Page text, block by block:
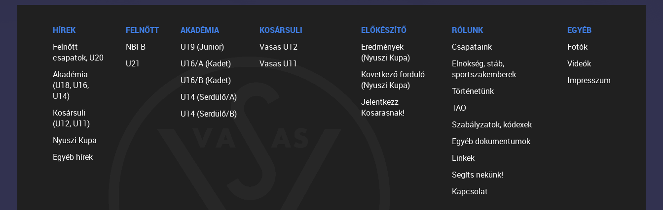
HÍREK
Felnőtt
csapatok, U20
Akadémia
(U18, U16,
U14)
Kosársuli
(U12, U11)
Nyuszi Kupa
Egyéb hírek
FELNŐTT
NBI B
U21
AKADÉMIA
U19 (Junior)
U16/A (Kadet)
U16/B (Kadet)
U14 (Serdülő/A)
U14 (Serdülő/B)
KOSÁRSULI
Vasas U12
Vasas U11
ELŐKÉSZÍTŐ
Eredmények
(Nyuszi Kupa)
Következő forduló
(Nyuszi Kupa)
Jelentkezz
Kosarasnak!
RÓLUNK
Csapataink
Elnökség, stáb,
sportszakemberek
Történetünk
TAO
Szabályzatok, kódexek
Egyéb dokumentumok
Linkek
Segíts nekünk!
Kapcsolat
EGYÉB
Fotók
Videók
Impresszum